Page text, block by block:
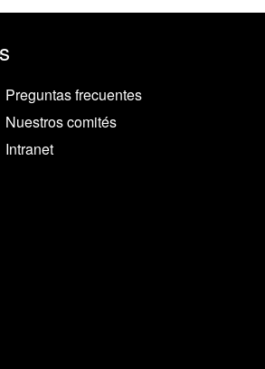
Preguntas frecuentes
Nuestros comités
Intranet